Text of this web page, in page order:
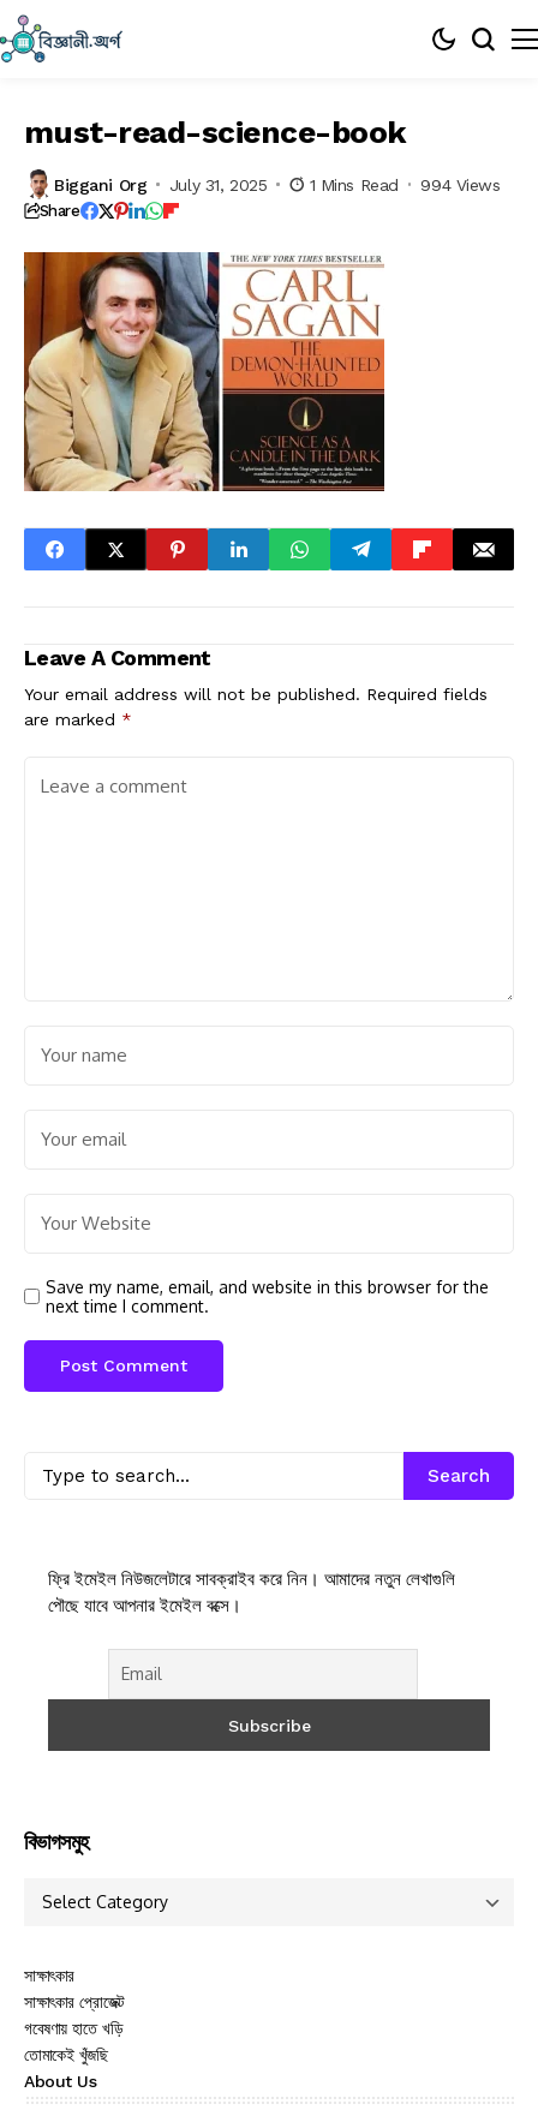
must-read-science-book
Biggani Org July 31, 2025 1 Mins Read 994 Views
Share
Leave A Comment
Your email address will not be published. Required fields
are marked *
Save my name, email, and website in this browser for the
next time I comment.
Search
ফ্রি ইমেইল নিউজলেটারে সাবক্রাইব করে নিন। আমাদের নতুন লেখাগুলি
পৌছে যাবে আপনার ইমেইল বক্সে।
বিভাগসমুহ
সাক্ষাৎকার
সাক্ষাৎকার প্রোজেক্ট
গবেষণায় হাতে খড়ি
তোমাকেই খুঁজছি
About Us